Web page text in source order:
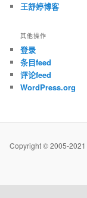
王舒婷博客
其他操作
登录
条目feed
评论feed
WordPress.org
Copyright © 2005-2021